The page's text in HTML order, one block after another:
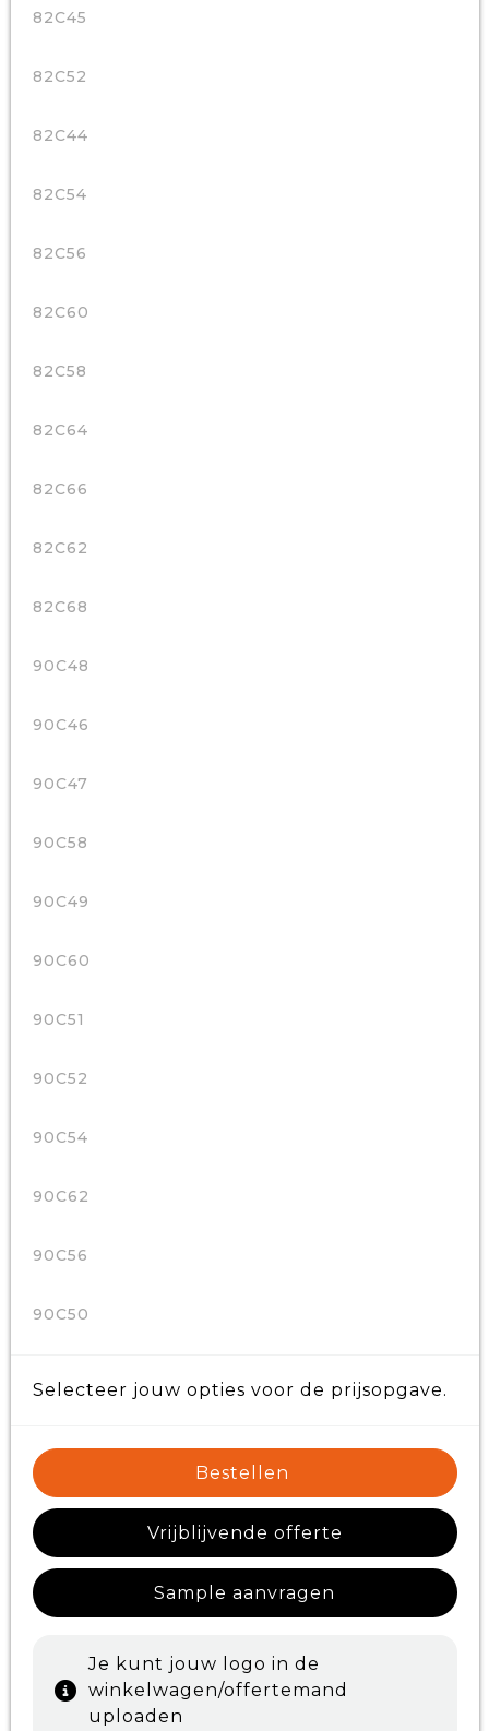
82C45
82C52
82C44
82C54
82C56
82C60
82C58
82C64
82C66
82C62
82C68
90C48
90C46
90C47
90C58
90C49
90C60
90C51
90C52
90C54
90C62
90C56
90C50
Selecteer jouw opties voor de prijsopgave.
Bestellen
Vrijblijvende offerte
Sample aanvragen
Je kunt jouw logo in de
winkelwagen/offertemand
uploaden